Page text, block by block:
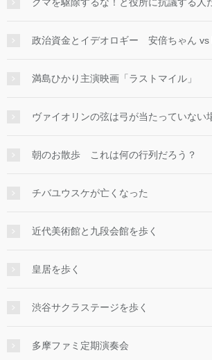
政治資金とイデオロギー 安倍ちゃん vs
満島ひかり主演映画「ラストマイル」
ヴァイオリンの弦は弓が当たっていない
朝のお散歩 これは何の行列だろう？
チバユウスケが亡くなった
近代美術館と九段会館を歩く
皇居を歩く
渋谷サクラステージを歩く
多摩ファミ定期演奏会